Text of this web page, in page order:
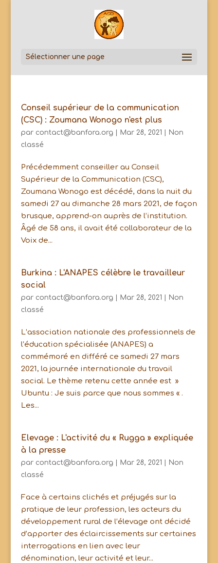
Sélectionner une page
Conseil supérieur de la communication
(CSC) : Zoumana Wonogo n'est plus
par contact@banfora.org Mar 28, 2021
Non
classé
Précédemment conseiller au Conseil
Supérieur de la Communication (CSC),
Zoumana Wonogo est décédé, dans la nuit du
samedi 27 au dimanche 28 mars 2021, de façon
brusque, apprend-on auprès de l’institution.
Âgé de 58 ans, il avait été collaborateur de la
Voix de...
Burkina : L'ANAPES célèbre le travailleur
social
par contact@banfora.org Mar 28, 2021
Non
classé
L’association nationale des professionnels de
l’éducation spécialisée (ANAPES) a
commémoré en différé ce samedi 27 mars
2021, la journée internationale du travail
social. Le thème retenu cette année est »
Ubuntu : Je suis parce que nous sommes « .
Les...
Elevage : L'activité du « Rugga » expliquée
à la presse
par contact@banfora.org Mar 28, 2021
Non
classé
Face à certains clichés et préjugés sur la
pratique de leur profession, les acteurs du
développement rural de l’élevage ont décidé
d’apporter des éclaircissements sur certaines
interrogations en lien avec leur
dénomination, leur activité et leur...